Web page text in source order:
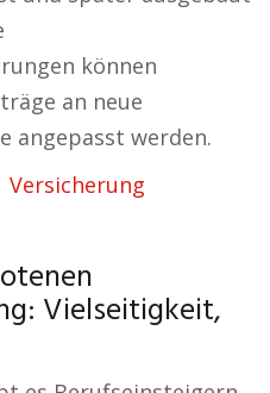
können
an neue
angepasst werden.
Versicherung
Vielseitigkeit,